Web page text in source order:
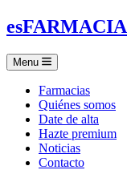
esFARMACIA
Menu
Farmacias
Quiénes somos
Date de alta
Hazte premium
Noticias
Contacto